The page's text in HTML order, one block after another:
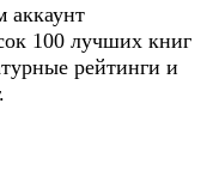
аккаунт
100 лучших книг
рейтинги и